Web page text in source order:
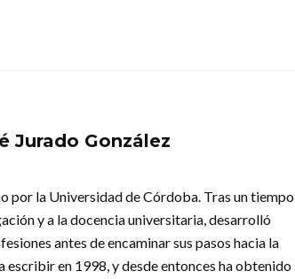
Jurado González
por la Universidad de Córdoba. Tras un tiempo
y a la docencia universitaria, desarrolló
antes de encaminar sus pasos hacia la
escribir en 1998, y desde entonces ha obtenido